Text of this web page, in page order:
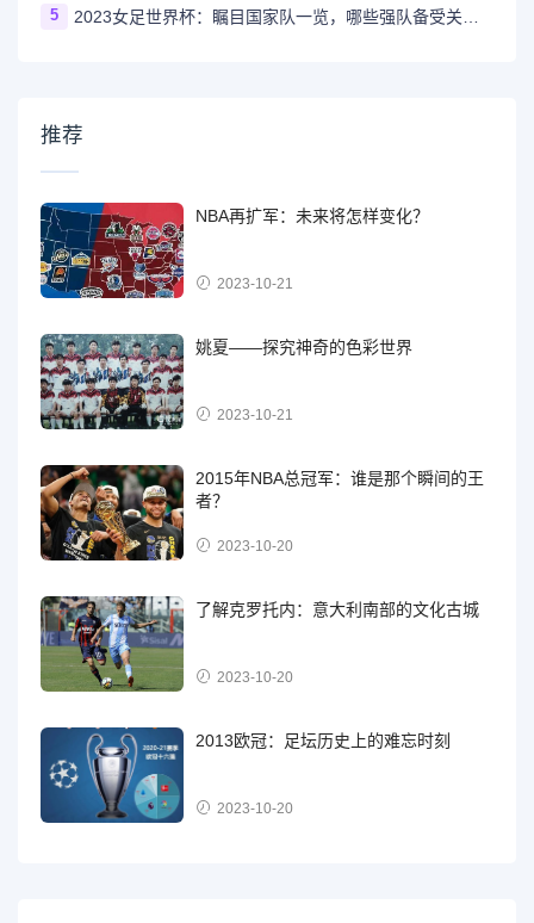
5
推荐
NBA再扩军：未来将怎样变化？
2023-10-21
姚夏——探究神奇的色彩世界
2023-10-21
2015年NBA总冠军：谁是那个瞬间的王
者？
2023-10-20
了解克罗托内：意大利南部的文化古城
2023-10-20
2013欧冠：足坛历史上的难忘时刻
2023-10-20